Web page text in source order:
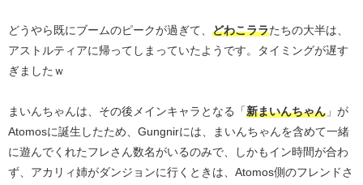
どうやら既にブームのピークが過ぎて、 どわこララたちの大半は、
アストルティアに帰ってしまっていたようです。タイミングが遅す
ぎましたｗ
まいんちゃんは、その後メインキャラとなる「新まいんちゃん 」が
Atomosに誕生したため、Gungnirには、まいんちゃんを含めて一緒
に遊んでくれたフレさん数名がいるのみで、しかもイン時間が合わ
ず、アカリィ姉がダンジョンに行くときは、Atomos側のフレンドさ